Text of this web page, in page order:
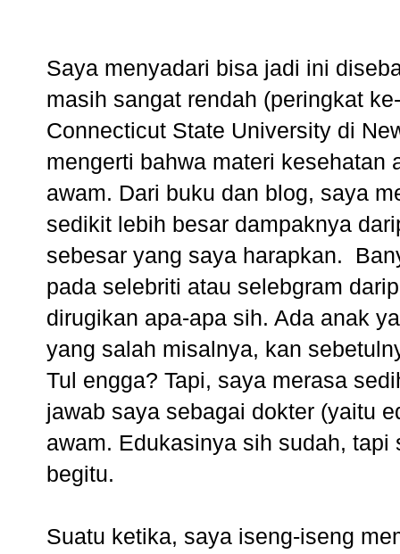
Saya menyadari bisa jadi ini
masih sangat rendah (peringkat
Connecticut State University di
mengerti bahwa materi kesehatan
awam. Dari buku dan blog, saya
sedikit lebih besar dampaknya
sebesar yang saya harapkan.
pada selebriti atau selebgram
dirugikan apa-apa sih. Ada anak
yang salah misalnya, kan
Tul engga? Tapi, saya merasa
jawab saya sebagai dokter (yaitu
awam. Edukasinya sih sudah,
begitu.
Suatu ketika, saya iseng-iseng